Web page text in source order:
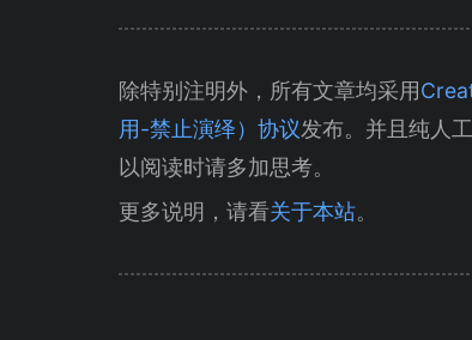
除特别注明外，所有文章均采用
用-禁止演绎）协议发布。并且纯人
以阅读时请多加思考。
更多说明，请看关于本站。